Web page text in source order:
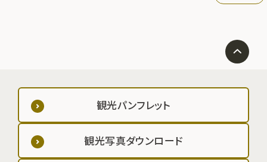
観光パンフレット
観光写真ダウンロード